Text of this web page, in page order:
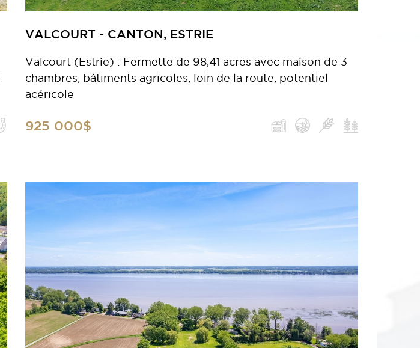
VALCOURT - CANTON, ESTRIE
Valcourt (Estrie) : Fermette de 98,41 acres avec maison de 3
chambres, bâtiments agricoles, loin de la route, potentiel
acéricole
925 000$